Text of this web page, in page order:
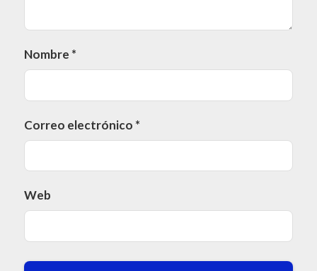
Nombre *
Correo electrónico *
Web